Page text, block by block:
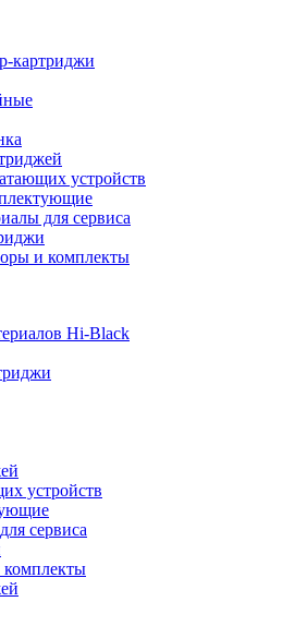
картриджи
устройств
для сервиса
и комплекты
Hi-Black
устройств
сервиса